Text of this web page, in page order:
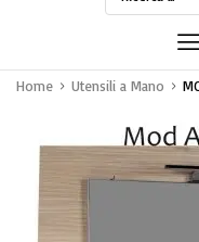
Home Utensili a Mano